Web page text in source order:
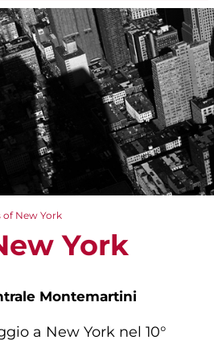
of New York
York
Montemartini
a New York nel 10°